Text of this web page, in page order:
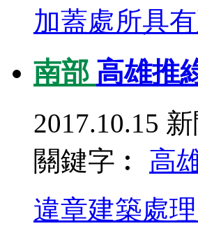
加蓋處所具
南部 高雄推
2017.10.15
關鍵字︰ 高
違章建築處